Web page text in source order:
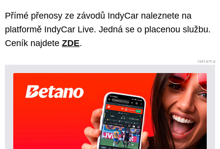
Přímé přenosy ze závodů IndyCar naleznete na
platformě IndyCar Live. Jedná se o placenou službu.
Ceník najdete ZDE.